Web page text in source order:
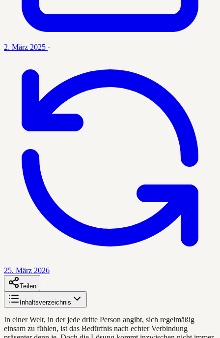
2. März 2025 ·
25. März 2026
Teilen
Inhaltsverzeichnis
In einer Welt, in der jede dritte Person angibt, sich regelmäßig
einsam zu fühlen, ist das Bedürfnis nach echter Verbindung